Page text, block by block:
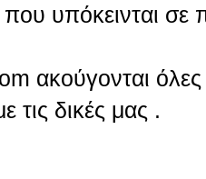
υπόκεινται σε
ακούγονται όλες
τις δικές μας .